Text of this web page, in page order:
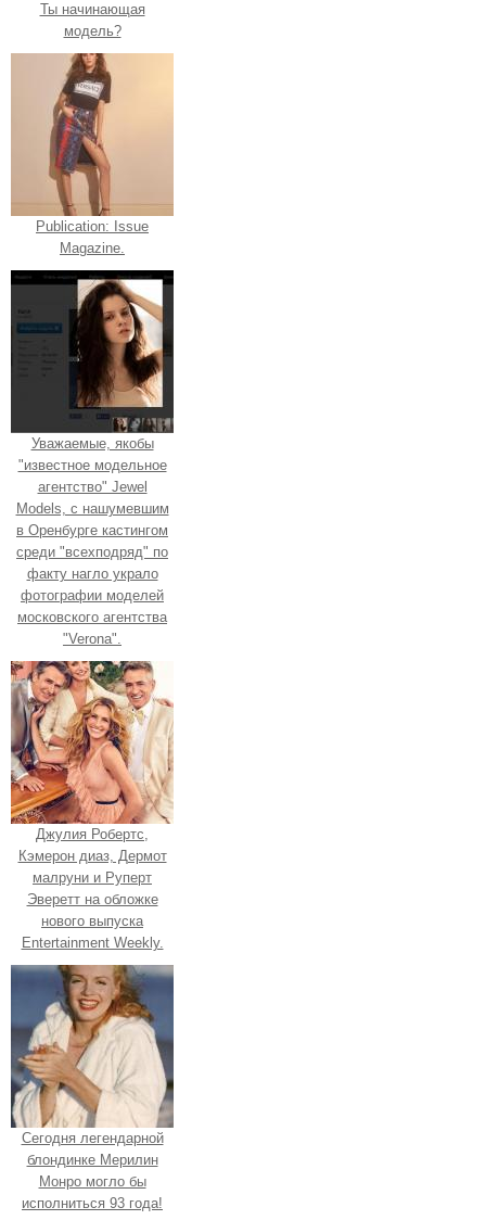
Ты начинающая
модель?
Publication: Issue
Magazine.
Уважаемые, якобы
"известное модельное
агентство" Jewel
Models, с нашумевшим
в Оренбурге кастингом
среди "всехподряд" по
факту нагло украло
фотографии моделей
московского агентства
"Verona".
Джулия Робертс,
Кэмерон диаз, Дермот
малруни и Руперт
Эверетт на обложке
нового выпуска
Entertainment Weekly.
Сегодня легендарной
блондинке Мерилин
Монро могло бы
исполниться 93 года!